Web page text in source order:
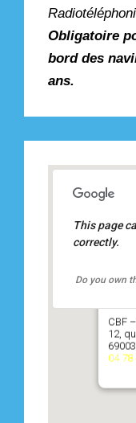
Obligatoire
bord des
ans.
CBF
12,
04 78
This page
correctly.
Do you own